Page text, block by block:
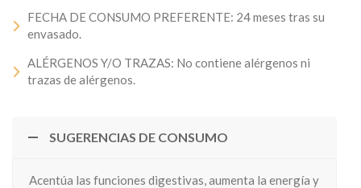
FECHA DE CONSUMO PREFERENTE: 24 meses tras su
envasado.
ALÉRGENOS Y/O TRAZAS: No contiene alérgenos ni
trazas de alérgenos.
SUGERENCIAS DE CONSUMO
Acentúa las funciones digestivas, aumenta la energía y